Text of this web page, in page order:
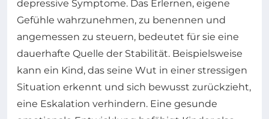
depressive Symptome. Das Erlernen, eigene
Gefühle wahrzunehmen, zu benennen und
angemessen zu steuern, bedeutet für sie eine
dauerhafte Quelle der Stabilität. Beispielsweise
kann ein Kind, das seine Wut in einer stressigen
Situation erkennt und sich bewusst zurückzieht,
eine Eskalation verhindern. Eine gesunde